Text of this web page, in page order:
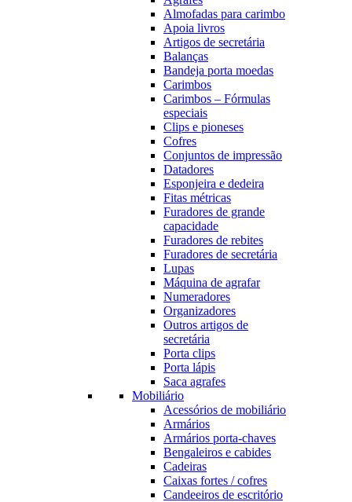
Almofadas para carimbo
Apoia livros
Artigos de secretária
Balanças
Bandeja porta moedas
Carimbos
Carimbos – Fórmulas
especiais
Clips e pioneses
Cofres
Conjuntos de impressão
Datadores
Esponjeira e dedeira
Fitas métricas
Furadores de grande
capacidade
Furadores de rebites
Furadores de secretária
Lupas
Máquina de agrafar
Numeradores
Organizadores
Outros artigos de
secretária
Porta clips
Porta lápis
Saca agrafes
Mobiliário
Acessórios de mobiliário
Armários
Armários porta-chaves
Bengaleiros e cabides
Cadeiras
Caixas fortes / cofres
Candeeiros de escritório